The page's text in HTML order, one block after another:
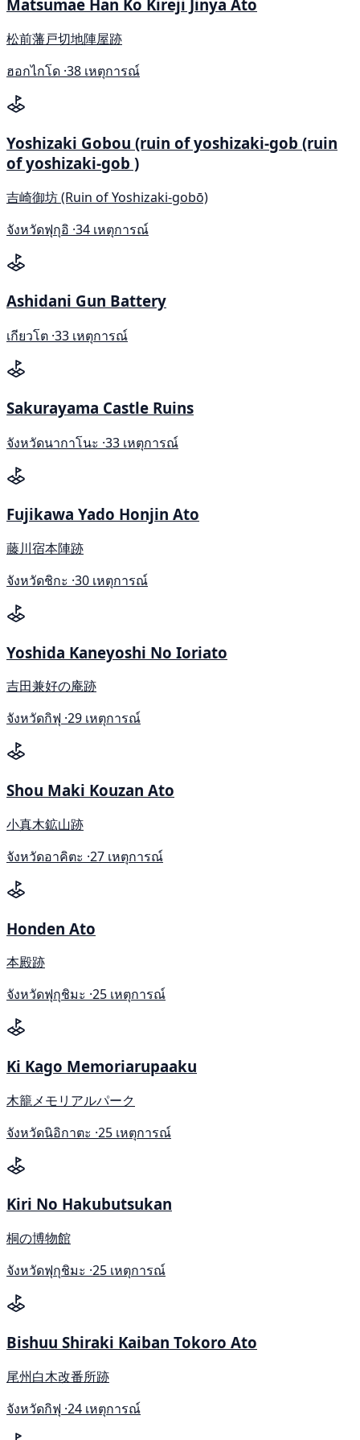
Matsumae Han Ko Kireji Jinya Ato
松前藩戸切地陣屋跡
ฮอกไกโด ·38 เหตุการณ์
Yoshizaki Gobou (ruin of yoshizaki-gob (ruin
of yoshizaki-gob )
吉崎御坊 (Ruin of Yoshizaki-gobō)
จังหวัดฟุกุอิ ·34 เหตุการณ์
Ashidani Gun Battery
เกียวโต ·33 เหตุการณ์
Sakurayama Castle Ruins
จังหวัดนากาโนะ ·33 เหตุการณ์
Fujikawa Yado Honjin Ato
藤川宿本陣跡
จังหวัดชิกะ ·30 เหตุการณ์
Yoshida Kaneyoshi No Ioriato
吉田兼好の庵跡
จังหวัดกิฟุ ·29 เหตุการณ์
Shou Maki Kouzan Ato
小真木鉱山跡
จังหวัดอาคิตะ ·27 เหตุการณ์
Honden Ato
本殿跡
จังหวัดฟุกุชิมะ ·25 เหตุการณ์
Ki Kago Memoriarupaaku
木籠メモリアルパーク
จังหวัดนิอิกาตะ ·25 เหตุการณ์
Kiri No Hakubutsukan
桐の博物館
จังหวัดฟุกุชิมะ ·25 เหตุการณ์
Bishuu Shiraki Kaiban Tokoro Ato
尾州白木改番所跡
จังหวัดกิฟุ ·24 เหตุการณ์